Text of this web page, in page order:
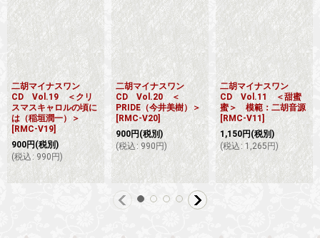
二胡マイナスワン
CD Vol.19 ＜クリ
スマスキャロルの頃に
は（稲垣潤一）＞
[RMC-V19]
900円 (税別)
(税込: 990円)
二胡マイナスワン
CD Vol.20 ＜
PRIDE（今井美樹）＞
[RMC-V20]
900円 (税別)
(税込: 990 円)
二胡マイナスワン
CD Vol.11 ＜甜蜜
蜜＞ 模範：二胡音源
[RMC-V11 ]
1,150円 (税別)
(税込 : 1,265 円)